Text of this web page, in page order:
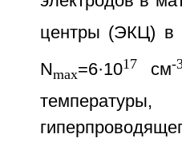
центры (ЭКЦ) в
Nmax=6·1017 см-